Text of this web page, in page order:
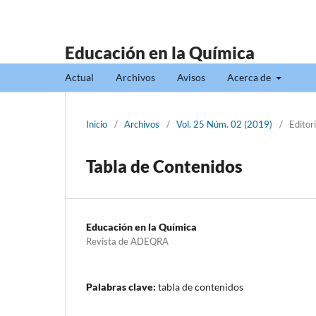
Educación en la Química
Actual Archivos Avisos Acerca de
Inicio / Archivos / Vol. 25 Núm. 02 (2019) /
Tabla de Contenidos
Educación en la Química
Revista de ADEQRA
Palabras clave: tabla de contenidos